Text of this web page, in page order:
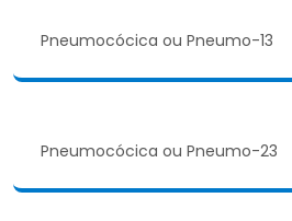
Pneumocócica ou Pneumo-13
Pneumocócica ou Pneumo-23